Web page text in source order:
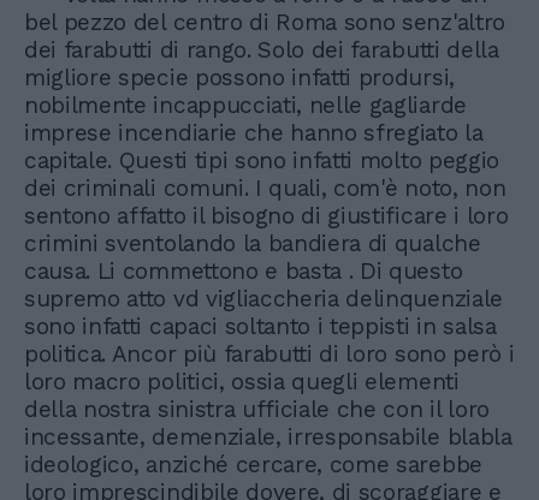
bel pezzo del centro di Roma sono senz'altro
dei farabutti di rango. Solo dei farabutti della
migliore specie possono infatti prodursi,
nobilmente incappucciati, nelle gagliarde
imprese incendiarie che hanno sfregiato la
capitale. Questi tipi sono infatti molto peggio
dei criminali comuni. I quali, com'è noto, non
sentono affatto il bisogno di giustificare i loro
crimini sventolando la bandiera di qualche
causa. Li commettono e basta . Di questo
supremo atto vd vigliaccheria delinquenziale
sono infatti capaci soltanto i teppisti in salsa
politica. Ancor più farabutti di loro sono però i
loro macro politici, ossia quegli elementi
della nostra sinistra ufficiale che con il loro
incessante, demenziale, irresponsabile blabla
ideologico, anziché cercare, come sarebbe
loro imprescindibile dovere, di scoraggiare e